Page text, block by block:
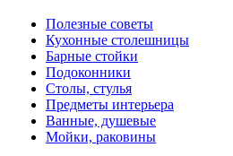
Полезные советы
Кухонные столешницы
Барные стойки
Подоконники
Столы, стулья
Предметы интерьера
Ванные, душевые
Мойки, раковины